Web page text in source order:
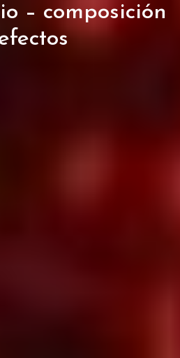
– composición